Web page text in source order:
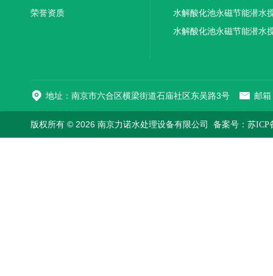
荣誉资质
机厂家供应
水解酸化池永磁节能潜水
机厂家直销
水解酸化池永磁节能潜水
地址：南京市六合区横梁街道石庙社区东吴路3号 邮
版权所有 © 2026 南京力诺水处理设备有限公司 备案号：苏ICP